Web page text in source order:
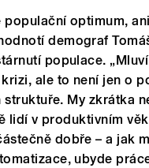
populační optimum,
demograf
populace.
ale to není jen o
My zkrátka
lidí v produktivním
dobře – a jak
ubyde